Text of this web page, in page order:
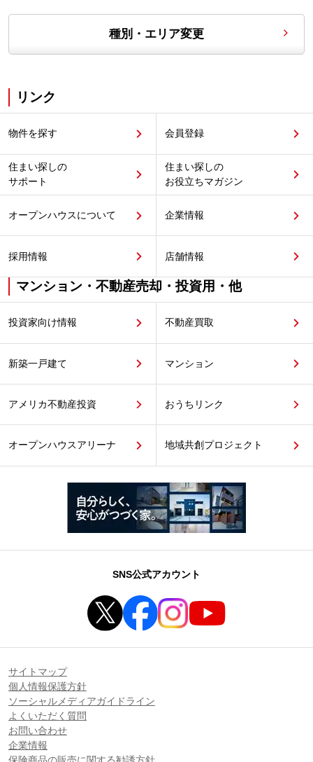
種別・エリア変更
リンク
物件を探す 会員登録
住まい探しの
サポート
住まい探しの
お役立ちマガジン
オープンハウスについて 企業情報
採用情報 店舗情報
マンション・不動産売却・投資用・他
投資家向け情報 不動産買取
新築一戸建て マンション
アメリカ不動産投資 おうちリンク
オープンハウスアリーナ 地域共創プロジェクト
SNS公式アカウント
サイトマップ
個人情報保護方針
ソーシャルメディアガイドライン
よくいただく質問
お問い合わせ
企業情報